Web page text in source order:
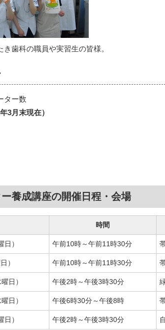
歯科の職員や実習生の皆様。
ター数
3月末現在）
養成講座の開催日程・会場
時間
） 午前10時～午前11時30分
） 午前10時～午前11時30分
日） 午後2時～午後3時30分
日） 午後6時30分～午後8時
） 午後2時～午後3時30分